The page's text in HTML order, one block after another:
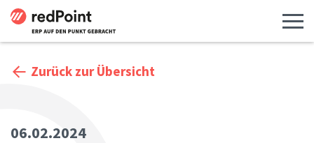
Zurück zur Übersicht
06.02.2024